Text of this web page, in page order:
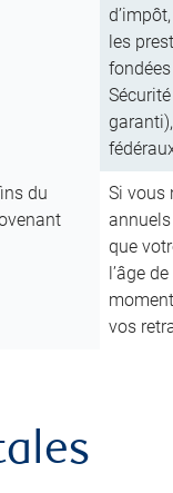
les
du
Si vous
que
l’âge
vos